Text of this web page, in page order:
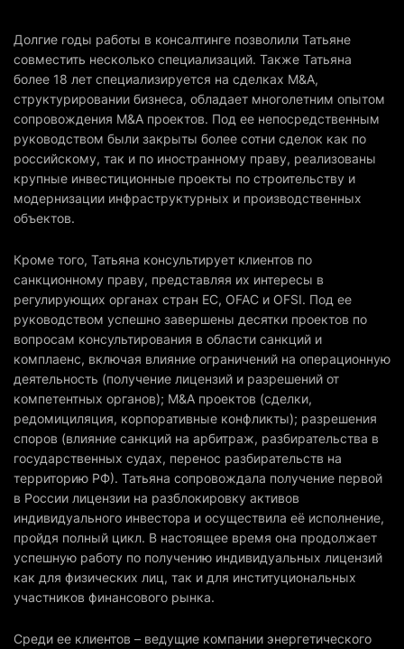
Долгие годы работы в консалтинге позволили Татьяне
совместить несколько специализаций. Также Татьяна
более 18 лет специализируется на сделках M&A,
структурировании бизнеса, обладает многолетним опытом
сопровождения M&A проектов. Под ее непосредственным
руководством были закрыты более сотни сделок как по
российскому, так и по иностранному праву, реализованы
крупные инвестиционные проекты по строительству и
модернизации инфраструктурных и производственных
объектов.
Кроме того, Татьяна консультирует клиентов по
санкционному праву, представляя их интересы в
регулирующих органах стран ЕС, OFAC и OFSI. Под ее
руководством успешно завершены десятки проектов по
вопросам консультирования в области санкций и
комплаенс, включая влияние ограничений на операционную
деятельность (получение лицензий и разрешений от
компетентных органов); M&A проектов (сделки,
редомициляция, корпоративные конфликты); разрешения
споров (влияние санкций на арбитраж, разбирательства в
государственных судах, перенос разбирательств на
территорию РФ). Татьяна сопровождала получение первой
в России лицензии на разблокировку активов
индивидуального инвестора и осуществила её исполнение,
пройдя полный цикл. В настоящее время она продолжает
успешную работу по получению индивидуальных лицензий
как для физических лиц, так и для институциональных
участников финансового рынка.
Среди ее клиентов – ведущие компании энергетического